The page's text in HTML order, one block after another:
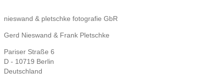
nieswand & pletschke fotografie GbR
Gerd Nieswand & Frank Pletschke
Pariser Straße 6
D - 10719 Berlin
Deutschland